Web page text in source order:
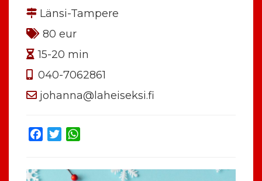
Länsi-Tampere
80 eur
15-20 min
040-7062861
johanna@laheiseksi.fi
Facebook
Twitter